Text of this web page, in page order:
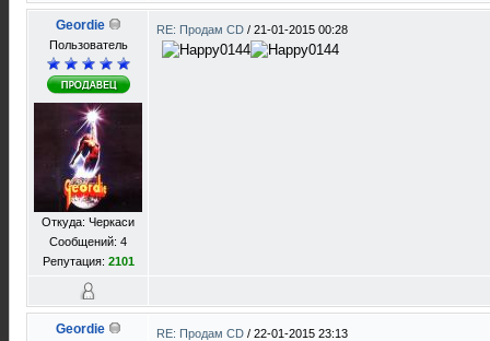
Geordie
Пользователь
Откуда: Черкаси
Сообщений: 4
Репутация: 2101
RE: Продам CD / 21-01-2015 00:28
Geordie RE: Продам CD / 22-01-2015 23:13